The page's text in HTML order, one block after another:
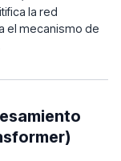
la red
el mecanismo de